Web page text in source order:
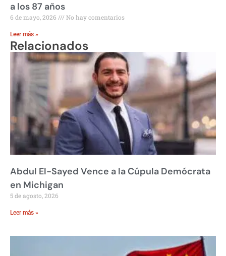
a los 87 años
6 de mayo, 2026 No hay comentarios
Leer más »
Relacionados
Abdul El-Sayed Vence a la Cúpula Demócrata
en Michigan
5 de agosto, 2026
Leer más »